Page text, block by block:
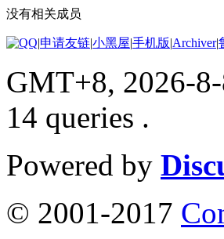
没有相关成员
|申请友链|小黑屋|手机版|Archiver|
GMT+8, 2026-
14 queries .
Powered by
© 2001-2017